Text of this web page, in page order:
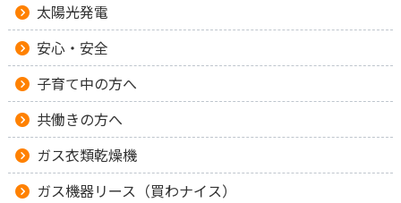
太陽光発電
安心・安全
子育て中の方へ
共働きの方へ
ガス衣類乾燥機
ガス機器リース（買わナイス）